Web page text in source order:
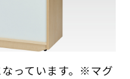
っています。※マグ